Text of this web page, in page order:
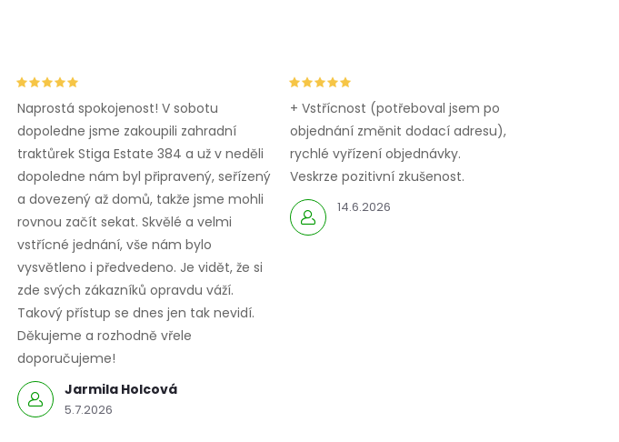
Jarmila Holcová
5.7.2026
Naprostá spokojenost! V sobotu
dopoledne jsme zakoupili zahradní
traktůrek Stiga Estate 384 a už v neděli
dopoledne nám byl připravený, seřízený
a dovezený až domů, takže jsme mohli
rovnou začít sekat. Skvělé a velmi
vstřícné jednání, vše nám bylo
vysvětleno i předvedeno. Je vidět, že si
zde svých zákazníků opravdu váží.
Takový přístup se dnes jen tak nevidí.
Děkujeme a rozhodně vřele
doporučujeme!
14.6.2026
+ Vstřícnost (potřeboval jsem po
objednání změnit dodací adresu),
rychlé vyřízení objednávky.
Veskrze pozitivní zkušenost.